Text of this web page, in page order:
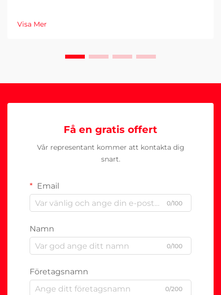
Visa Mer
Få en gratis offert
Vår representant kommer att kontakta dig
snart.
Email
0/100
Namn
0/100
Företagsnamn
0/200